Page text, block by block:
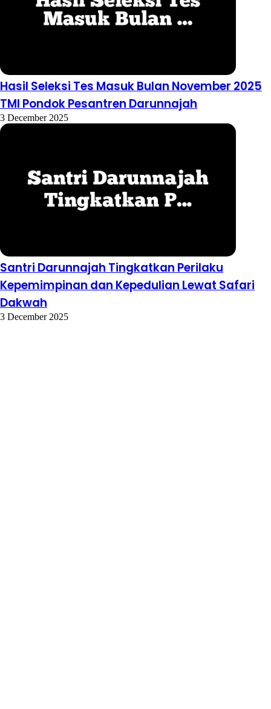
Hasil Seleksi Tes Masuk Bulan November 2025
TMI Pondok Pesantren Darunnajah
3 December 2025
Santri Darunnajah Tingkatkan Perilaku
Kepemimpinan dan Kepedulian Lewat Safari
Dakwah
3 December 2025